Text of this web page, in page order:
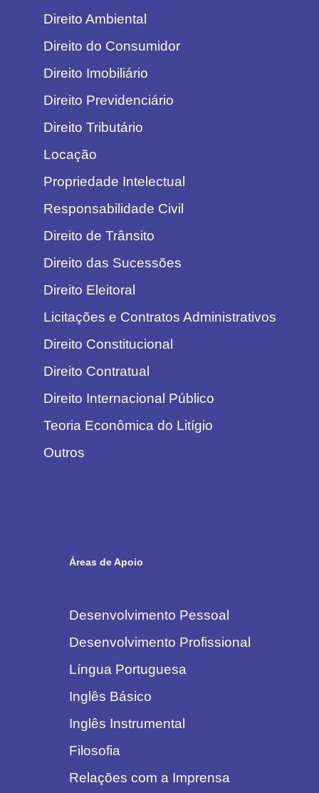
Direito Ambiental
Direito do Consumidor
Direito Imobiliário
Direito Previdenciário
Direito Tributário
Locação
Propriedade Intelectual
Responsabilidade Civil
Direito de Trânsito
Direito das Sucessões
Direito Eleitoral
Licitações e Contratos Administrativos
Direito Constitucional
Direito Contratual
Direito Internacional Público
Teoria Econômica do Litígio
Outros
Áreas de Apoio
Desenvolvimento Pessoal
Desenvolvimento Profissional
Língua Portuguesa
Inglês Básico
Inglês Instrumental
Filosofia
Relações com a Imprensa